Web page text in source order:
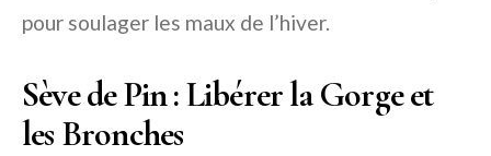
pour soulager les maux de l’hiver.
Sève de Pin : Libérer la Gorge et
les Bronches